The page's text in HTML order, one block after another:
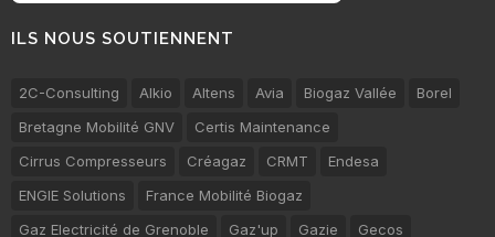
ILS NOUS SOUTIENNENT
2C-Consulting Alkio Altens Avia Biogaz Vallée
Borel
Bretagne Mobilité GNV
Certis Maintenance
Cirrus Compresseurs
Créagaz CRMT
Endesa
ENGIE Solutions
France Mobilité Biogaz
Gaz Electricité de Grenoble
Gaz'up Gazie Gecos